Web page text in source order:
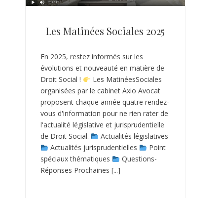
Les Matinées Sociales 2025
En 2025, restez informés sur les
évolutions et nouveauté en matière de
Droit Social !
Les MatinéesSociales
organisées par le cabinet Axio Avocat
proposent chaque année quatre rendez-
vous d'information pour ne rien rater de
l'actualité législative et jurisprudentielle
de Droit Social.
Actualités législatives
Actualités jurisprudentielles
Point
spéciaux thématiques
Questions-
Réponses Prochaines [...]